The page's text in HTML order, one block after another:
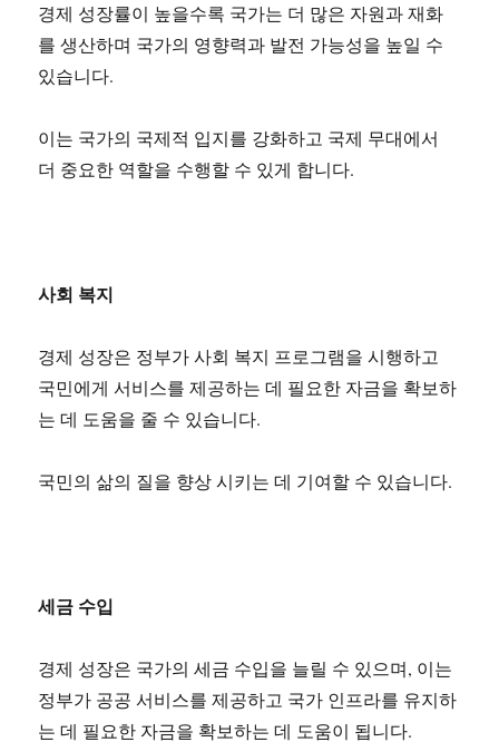
경제 성장률이 높을수록 국가는 더 많은 자원과 재화
를 생산하며 국가의 영향력과 발전 가능성을 높일 수
있습니다.
이는 국가의 국제적 입지를 강화하고 국제 무대에서
더 중요한 역할을 수행할 수 있게 합니다.
사회 복지
경제 성장은 정부가 사회 복지 프로그램을 시행하고
국민에게 서비스를 제공하는 데 필요한 자금을 확보하
는 데 도움을 줄 수 있습니다.
국민의 삶의 질을 향상 시키는 데 기여할 수 있습니다.
세금 수입
경제 성장은 국가의 세금 수입을 늘릴 수 있으며, 이는
정부가 공공 서비스를 제공하고 국가 인프라를 유지하
는 데 필요한 자금을 확보하는 데 도움이 됩니다.